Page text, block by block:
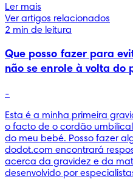
Ler mais
Ver artigos relacionados
2 min de leitura
Que posso fazer para
não se enrole à volta do
-
Esta é a minha primeira
o facto de o cordão
do meu bebé. Posso fazer
dodot.com encontrará
acerca da gravidez e da
desenvolvido por